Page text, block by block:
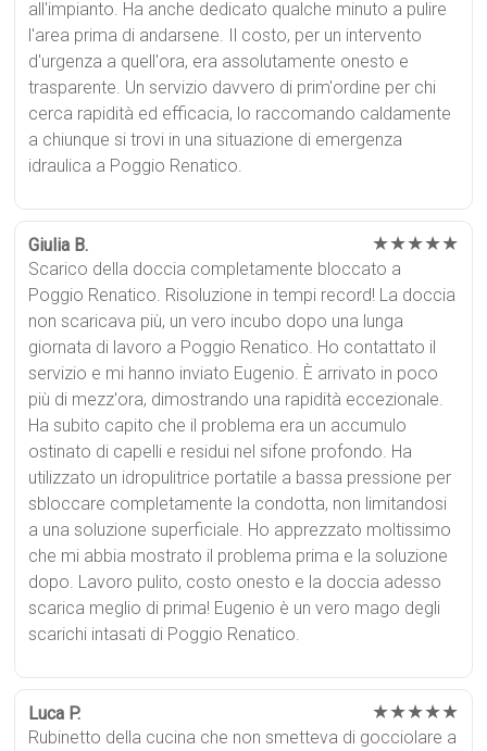
all'impianto. Ha anche dedicato qualche minuto a pulire
l'area prima di andarsene. Il costo, per un intervento
d'urgenza a quell'ora, era assolutamente onesto e
trasparente. Un servizio davvero di prim'ordine per chi
cerca rapidità ed efficacia, lo raccomando caldamente
a chiunque si trovi in una situazione di emergenza
idraulica a Poggio Renatico.
Giulia B. ★★★★★
Scarico della doccia completamente bloccato a
Poggio Renatico. Risoluzione in tempi record! La doccia
non scaricava più, un vero incubo dopo una lunga
giornata di lavoro a Poggio Renatico. Ho contattato il
servizio e mi hanno inviato Eugenio. È arrivato in poco
più di mezz'ora, dimostrando una rapidità eccezionale.
Ha subito capito che il problema era un accumulo
ostinato di capelli e residui nel sifone profondo. Ha
utilizzato un idropulitrice portatile a bassa pressione per
sbloccare completamente la condotta, non limitandosi
a una soluzione superficiale. Ho apprezzato moltissimo
che mi abbia mostrato il problema prima e la soluzione
dopo. Lavoro pulito, costo onesto e la doccia adesso
scarica meglio di prima! Eugenio è un vero mago degli
scarichi intasati di Poggio Renatico.
Luca P. ★★★★★
Rubinetto della cucina che non smetteva di gocciolare a